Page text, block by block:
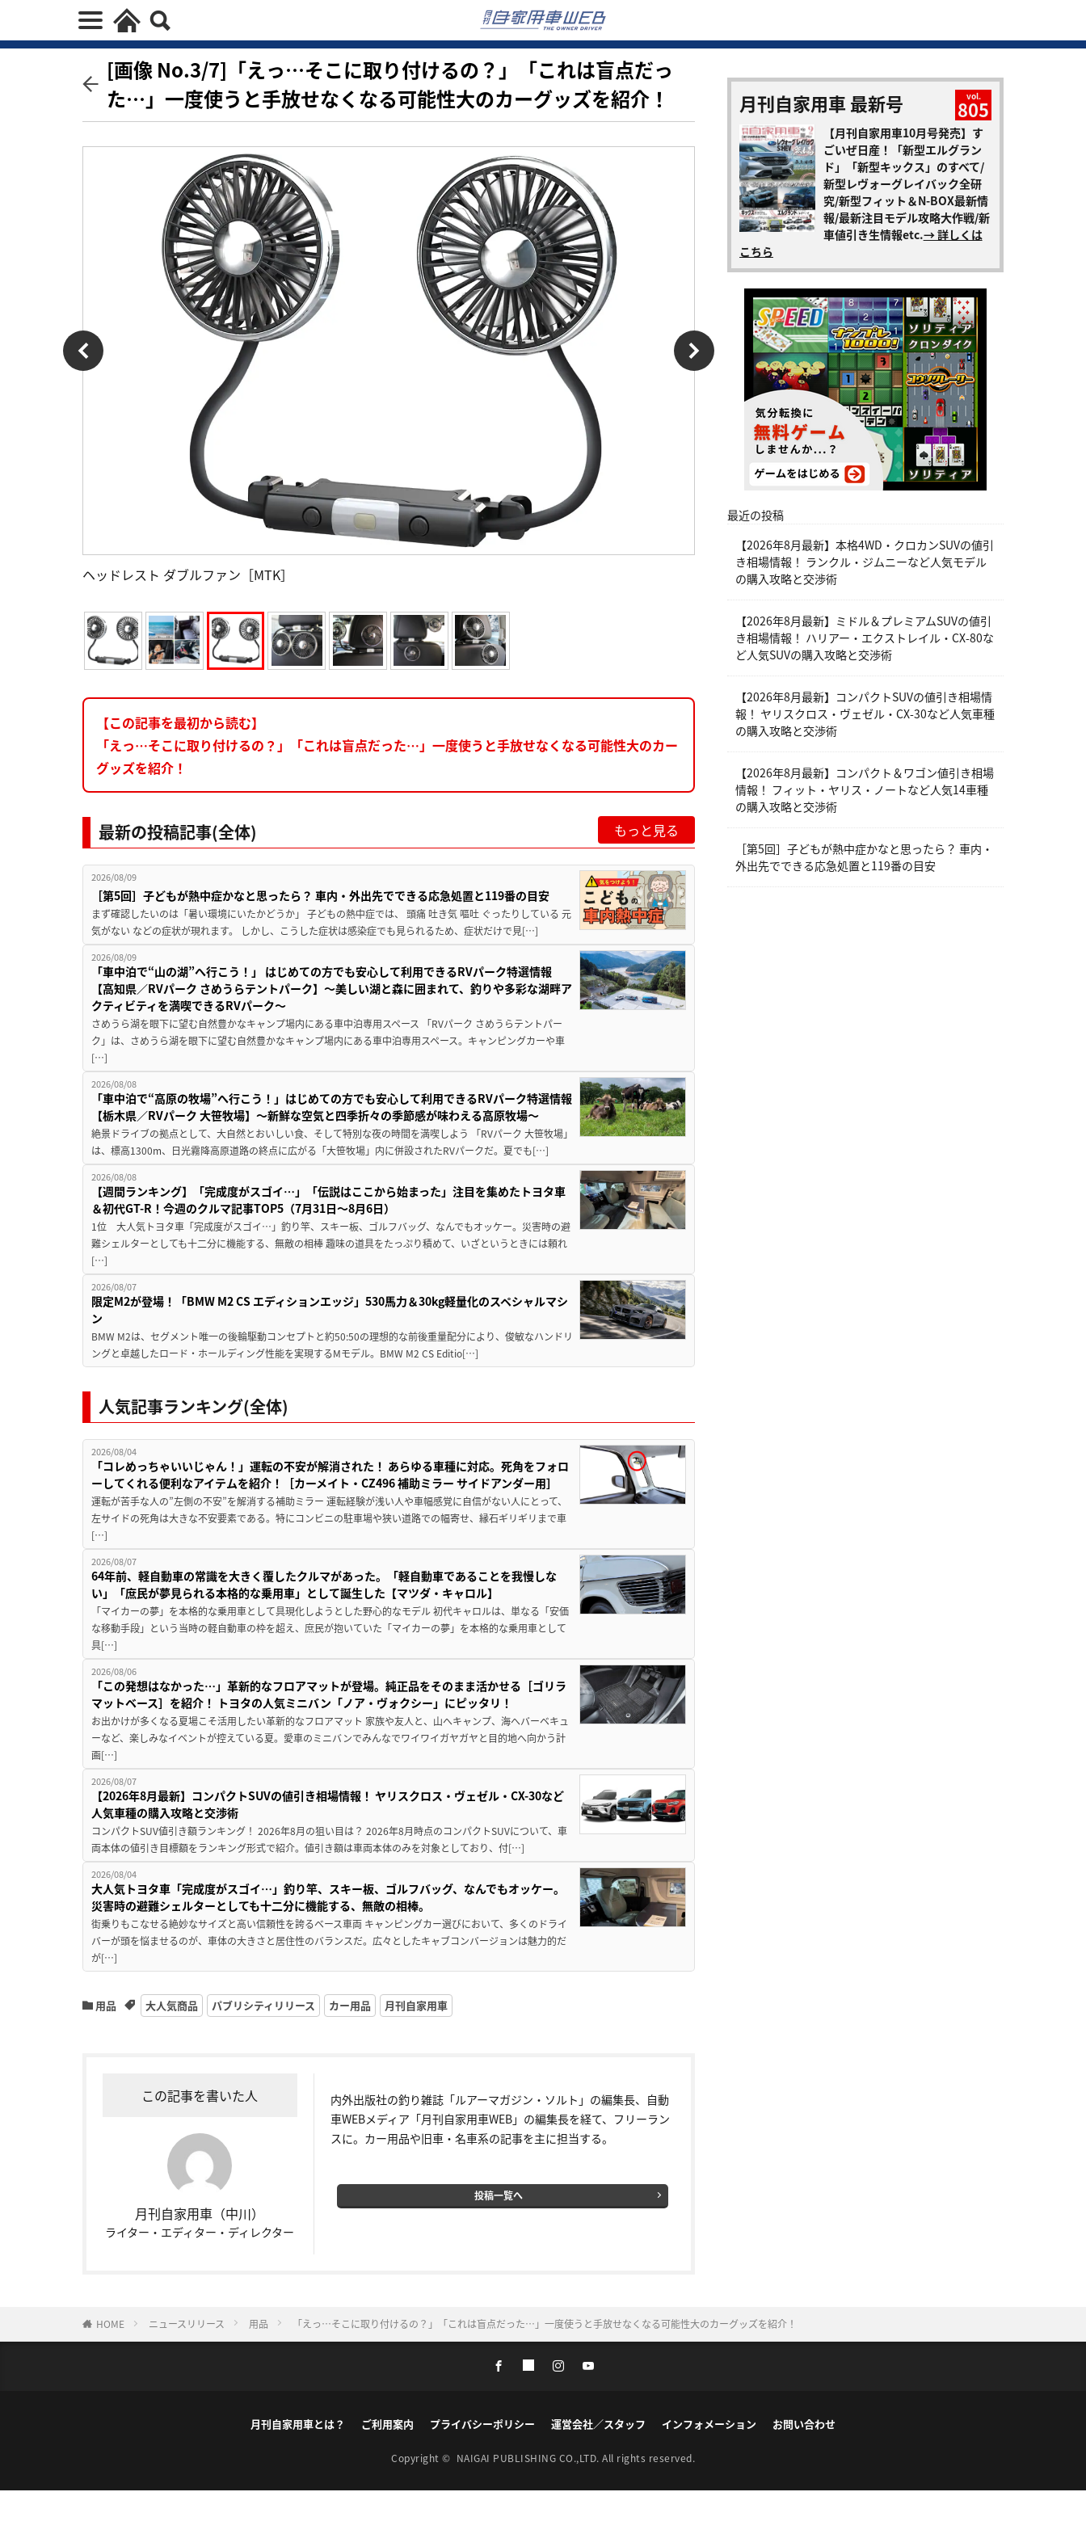
[画像 No.3/7]「えっ…そこに取り付けるの？」「これは盲点だっ
た…」一度使うと手放せなくなる可能性大のカーグッズを紹介！
ヘッドレスト ダブルファン［MTK］
【この記事を最初から読む】
「えっ…そこに取り付けるの？」「これは盲点だった…」一度使うと手放せなくなる可能性大のカー
グッズを紹介！
最新の投稿記事(全体) もっと見る
2026/08/09
［第5回］子どもが熱中症かなと思ったら？ 車内・外出先でできる応急処置と119番の目安
まず確認したいのは「暑い環境にいたかどうか」 子どもの熱中症では、 頭痛 吐き気 嘔吐 ぐったりしている 元
気がない などの症状が現れます。 しかし、こうした症状は感染症でも見られるため、症状だけで見[…]
2026/08/09
「車中泊で“山の湖”へ行こう！」 はじめての方でも安心して利用できるRVパーク特選情報
【高知県／RVパーク さめうらテントパーク】～美しい湖と森に囲まれて、釣りや多彩な湖畔ア
クティビティを満喫できるRVパーク～
さめうら湖を眼下に望む自然豊かなキャンプ場内にある車中泊専用スペース 「RVパーク さめうらテントパー
ク」は、さめうら湖を眼下に望む自然豊かなキャンプ場内にある車中泊専用スペース。キャンピングカーや車
[…]
2026/08/08
「車中泊で“高原の牧場”へ行こう！」はじめての方でも安心して利用できるRVパーク特選情報
【栃木県／RVパーク 大笹牧場】～新鮮な空気と四季折々の季節感が味わえる高原牧場～
絶景ドライブの拠点として、大自然とおいしい食、そして特別な夜の時間を満喫しよう 「RVパーク 大笹牧場」
は、標高1300m、日光霧降高原道路の終点に広がる「大笹牧場」内に併設されたRVパークだ。夏でも[…]
2026/08/08
【週間ランキング】「完成度がスゴイ…」「伝説はここから始まった」注目を集めたトヨタ車
＆初代GT-R！今週のクルマ記事TOP5（7月31日〜8月6日）
1位 大人気トヨタ車「完成度がスゴイ…」釣り竿、スキー板、ゴルフバッグ、なんでもオッケー。災害時の避
難シェルターとしても十二分に機能する、無敵の相棒 趣味の道具をたっぷり積めて、いざというときには頼れ
[…]
2026/08/07
限定M2が登場！「BMW M2 CS エディションエッジ」530馬力＆30kg軽量化のスペシャルマシ
ン
BMW M2は、セグメント唯一の後輪駆動コンセプトと約50:50の理想的な前後重量配分により、俊敏なハンドリ
ングと卓越したロード・ホールディング性能を実現するMモデル。BMW M2 CS Editio[…]
人気記事ランキング(全体)
2026/08/04
「コレめっちゃいいじゃん！」運転の不安が解消された！ あらゆる車種に対応。死角をフォロ
ーしてくれる便利なアイテムを紹介！［カーメイト・CZ496 補助ミラー サイドアンダー用］
運転が苦手な人の”左側の不安”を解消する補助ミラー 運転経験が浅い人や車幅感覚に自信がない人にとって、
左サイドの死角は大きな不安要素である。特にコンビニの駐車場や狭い道路での幅寄せ、縁石ギリギリまで車
[…]
2026/08/07
64年前、軽自動車の常識を大きく覆したクルマがあった。「軽自動車であることを我慢しな
い」「庶民が夢見られる本格的な乗用車」として誕生した【マツダ・キャロル】
「マイカーの夢」を本格的な乗用車として具現化しようとした野心的なモデル 初代キャロルは、単なる「安価
な移動手段」という当時の軽自動車の枠を超え、庶民が抱いていた「マイカーの夢」を本格的な乗用車として
具[…]
2026/08/06
「この発想はなかった…」革新的なフロアマットが登場。純正品をそのまま活かせる［ゴリラ
マットベース］を紹介！ トヨタの人気ミニバン「ノア・ヴォクシー」にピッタリ！
お出かけが多くなる夏場こそ活用したい革新的なフロアマット 家族や友人と、山へキャンプ、海へバーベキュ
ーなど、楽しみなイベントが控えている夏。愛車のミニバンでみんなでワイワイガヤガヤと目的地へ向かう計
画[…]
2026/08/07
【2026年8月最新】コンパクトSUVの値引き相場情報！ ヤリスクロス・ヴェゼル・CX-30など
人気車種の購入攻略と交渉術
コンパクトSUV値引き額ランキング！ 2026年8月の狙い目は？ 2026年8月時点のコンパクトSUVについて、車
両本体の値引き目標額をランキング形式で紹介。値引き額は車両本体のみを対象としており、付[…]
2026/08/04
大人気トヨタ車「完成度がスゴイ…」釣り竿、スキー板、ゴルフバッグ、なんでもオッケー。
災害時の避難シェルターとしても十二分に機能する、無敵の相棒。
街乗りもこなせる絶妙なサイズと高い信頼性を誇るベース車両 キャンピングカー選びにおいて、多くのドライ
バーが頭を悩ませるのが、車体の大きさと居住性のバランスだ。広々としたキャブコンバージョンは魅力的だ
が[…]
用品 大人気商品 パブリシティリリース カー用品 月刊自家用車
この記事を書いた人
月刊自家用車（中川）
ライター・エディター・ディレクター
内外出版社の釣り雑誌「ルアーマガジン・ソルト」の編集長、自動
車WEBメディア「月刊自家用車WEB」の編集長を経て、フリーラン
スに。カー用品や旧車・名車系の記事を主に担当する。
投稿一覧へ
月刊自家用車 最新号 vol.
805
【月刊自家用車10月号発売】す
ごいぜ日産！「新型エルグラン
ド」「新型キックス」のすべて/
新型レヴォーグレイバック全研
究/新型フィット＆N-BOX最新情
報/最新注目モデル攻略大作戦/新
車値引き生情報etc.→ 詳しくは
こちら
最近の投稿
【2026年8月最新】本格4WD・クロカンSUVの値引
き相場情報！ ランクル・ジムニーなど人気モデル
の購入攻略と交渉術
【2026年8月最新】ミドル＆プレミアムSUVの値引
き相場情報！ ハリアー・エクストレイル・CX-80な
ど人気SUVの購入攻略と交渉術
【2026年8月最新】コンパクトSUVの値引き相場情
報！ ヤリスクロス・ヴェゼル・CX-30など人気車種
の購入攻略と交渉術
【2026年8月最新】コンパクト＆ワゴン値引き相場
情報！ フィット・ヤリス・ノートなど人気14車種
の購入攻略と交渉術
［第5回］子どもが熱中症かなと思ったら？ 車内・
外出先でできる応急処置と119番の目安
HOME ニュースリリース 用品 「えっ…そこに取り付けるの？」「これは盲点だった…」一度使うと手放せなくなる可能性大のカーグッズを紹介！
月刊自家用車とは？ ご利用案内 プライバシーポリシー 運営会社／スタッフ インフォメーション お問い合わせ
Copyright © NAIGAI PUBLISHING CO.,LTD. All rights reserved.